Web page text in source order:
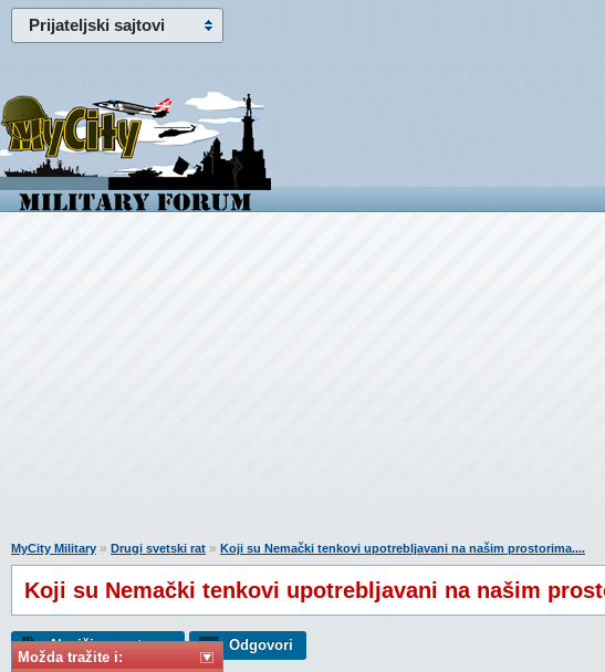
Prijateljski sajtovi
Možda tražite i:
MyCity Military » Drugi svetski rat » Koji su Nemački tenkovi upotrebljavani na našim prostorima....
Koji su Nemački tenkovi upotrebljavani na našim
Napiši novu temu Odgovori